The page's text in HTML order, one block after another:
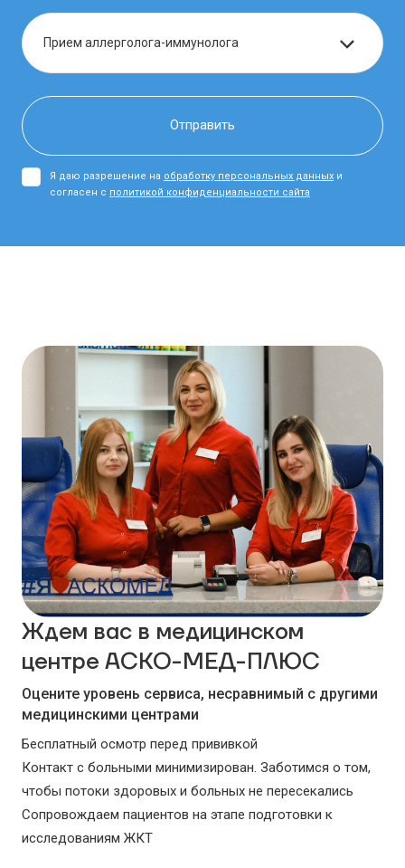
Я даю разрешение на обработку персональных данных и
согласен с политикой конфиденциальности сайта
Ждем вас в медицинском
центре АСКО-МЕД-ПЛЮС
Оцените уровень сервиса, несравнимый с другими
медицинскими центрами
Бесплатный осмотр перед прививкой
Контакт с больными минимизирован. Заботимся о том,
чтобы потоки здоровых и больных не пересекались
Сопровождаем пациентов на этапе подготовки к
исследованиям ЖКТ